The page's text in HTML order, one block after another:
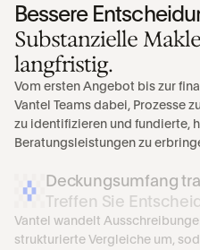
Bessere
Substanzielle
langfristig.
Vom ersten Angebot bis zur
Vantel Teams dabei, Prozesse
zu identifizieren und fundierte,
Beratungsleistungen zu
Deckungsumfang
Treffen Sie
Vantel wandelt
strukturierte Vergleiche um,